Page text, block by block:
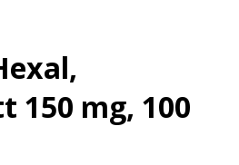
150 mg, 100